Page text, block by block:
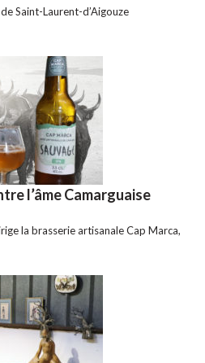
Saint-Laurent-d’Aigouze
l’âme Camarguaise
la brasserie artisanale Cap Marca,